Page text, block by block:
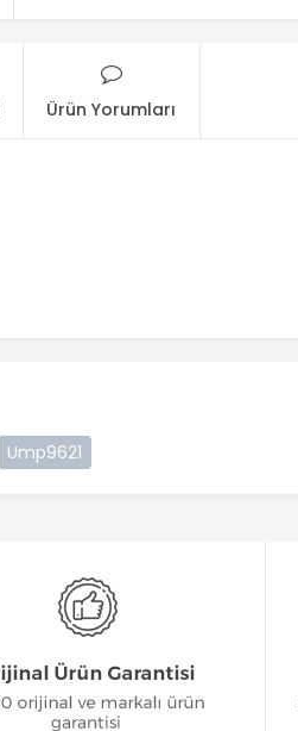
Ürün Yorumları
Ump9621